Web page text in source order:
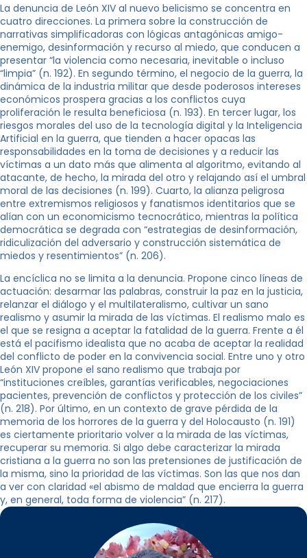
La denuncia de León XIV al nuevo belicismo se concentra en
cuatro direcciones. La primera sobre la construcción de
narrativas simplificadoras con lógicas antagónicas amigo-
enemigo, desinformación y recurso al miedo, que conducen a
presentar “la violencia como necesaria, inevitable o incluso
“limpia” (n. 192). En segundo término, el negocio de la guerra, la
dinámica de la industria militar que desde poderosos intereses
económicos prospera gracias a los conflictos cuya
proliferación le resulta beneficiosa (n. 193). En tercer lugar, los
riesgos morales del uso de la tecnología digital y la Inteligencia
Artificial en la guerra, que tienden a hacer opacas las
responsabilidades en la toma de decisiones y a reducir las
víctimas a un dato más que alimenta al algoritmo, evitando al
atacante, de hecho, la mirada del otro y relajando así el umbral
moral de las decisiones (n. 199). Cuarto, la alianza peligrosa
entre extremismos religiosos y fanatismos identitarios que se
alían con un economicismo tecnocrático, mientras la política
democrática se degrada con “estrategias de desinformación,
ridiculización del adversario y construcción sistemática de
miedos y resentimientos” (n. 206).
La encíclica no se limita a la denuncia. Propone cinco líneas de
actuación: desarmar las palabras, construir la paz en la justicia,
relanzar el diálogo y el multilateralismo, cultivar un sano
realismo y asumir la mirada de las víctimas. El realismo malo es
el que se resigna a aceptar la fatalidad de la guerra. Frente a él
está el pacifismo idealista que no acaba de aceptar la realidad
del conflicto de poder en la convivencia social. Entre uno y otro
León XIV propone el sano realismo que trabaja por
“instituciones creíbles, garantías verificables, negociaciones
pacientes, prevención de conflictos y protección de los civiles”
(n. 218). Por último, en un contexto de grave pérdida de la
memoria de los horrores de la guerra y del Holocausto (n. 191)
es ciertamente prioritario volver a la mirada de las víctimas,
recuperar su memoria. Si algo debe caracterizar la mirada
cristiana a la guerra no son las pretensiones de justificación de
la misma, sino la prioridad de las víctimas. Son las que nos dan
a ver con claridad «el abismo de maldad que encierra la guerra
y, en general, toda forma de violencia” (n. 217).